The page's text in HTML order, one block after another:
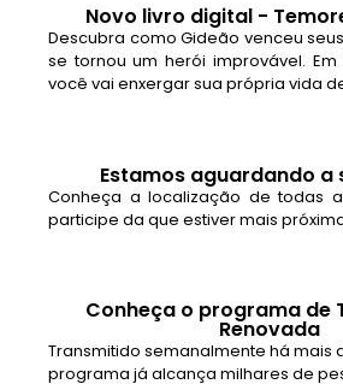
Novo livro digital -
Descubra como Gideão venceu
se tornou um herói improvável. Em
você vai enxergar sua própria vida
Estamos aguardando a
Conheça a localização de todas
participe da que estiver mais
Conheça o programa de
Renovada
Transmitido semanalmente há mais
programa já alcança milhares de